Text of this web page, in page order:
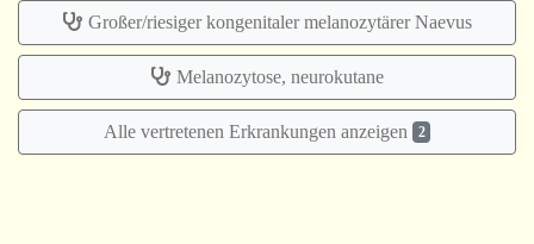
Großer/riesiger kongenitaler melanozytärer Naevus
Melanozytose, neurokutane
Alle vertretenen Erkrankungen anzeigen 2